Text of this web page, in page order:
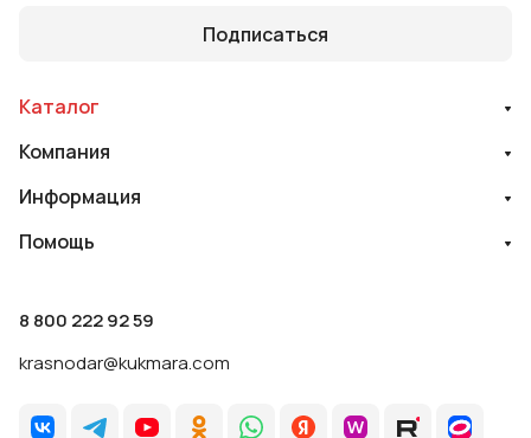
Подписаться
Каталог
Компания
Информация
Помощь
8 800 222 92 59
krasnodar@kukmara.com